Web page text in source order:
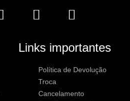
Links importantes
Política de Devolução
Troca
Cancelamento